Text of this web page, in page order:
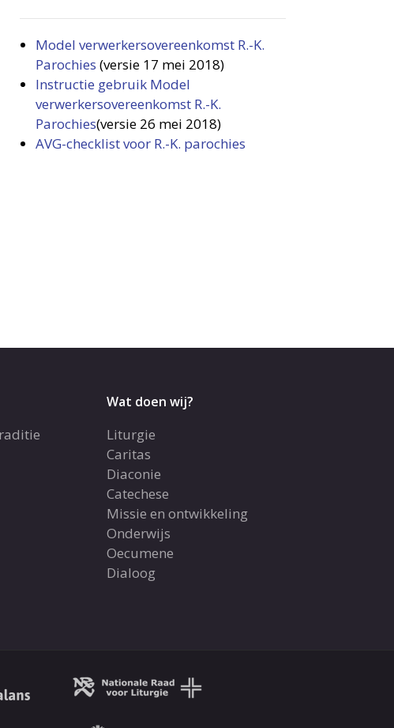
Model verwerkersovereenkomst R.-K.
Parochies (versie 17 mei 2018)
Instructie gebruik Model
verwerkersovereenkomst R.-K.
Parochies(versie 26 mei 2018)
AVG-checklist voor R.-K. parochies
Wat doen wij?
Liturgie
Caritas
Diaconie
Catechese
Missie en ontwikkeling
Onderwijs
Oecumene
Dialoog